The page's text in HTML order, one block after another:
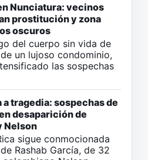
Nunciatura: vecinos
prostitución y zona
oscuros
del cuerpo sin vida de
un lujoso condominio,
las sospechas
a tragedia: sospechas de
desaparición de
Nelson
sigue conmocionada
Rashab García, de 32